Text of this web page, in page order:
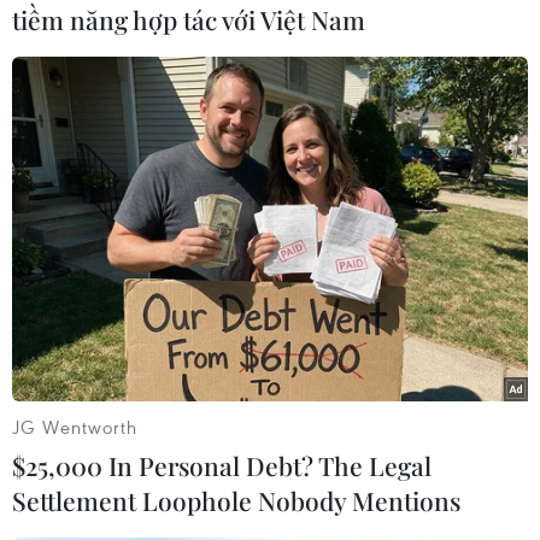
# Đắk Nông #Đắk R’Lấp
#Sập cổng trường
#Học sinh tử vong
#Chấn thương
#Trường tiểu học
Lâm Đồng
Đắk Nông
TIN LIÊN QUAN
tiềm năng hợp tác với Việt Nam
JG Wentworth
$25,000 In Personal Debt? The Legal
Settlement Loophole Nobody Mentions